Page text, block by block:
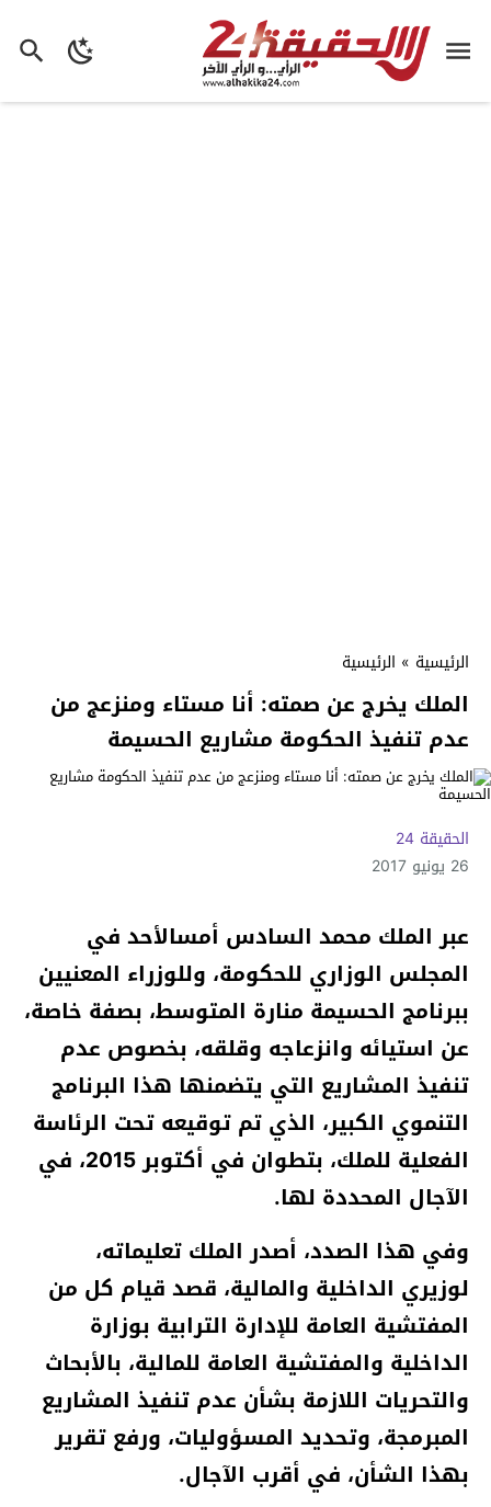
الرئيسية » الرئيسية
الملك يخرج عن صمته: أنا مستاء ومنزعج من
عدم تنفيذ الحكومة مشاريع الحسيمة
الحقيقة 24
26 يونيو 2017
عبر الملك محمد السادس أمسالأحد في
المجلس الوزاري للحكومة، وللوزراء المعنيين
ببرنامج الحسيمة منارة المتوسط، بصفة خاصة،
عن استيائه وانزعاجه وقلقه، بخصوص عدم
تنفيذ المشاريع التي يتضمنها هذا البرنامج
التنموي الكبير، الذي تم توقيعه تحت الرئاسة
الفعلية للملك، بتطوان في أكتوبر 2015، في
الآجال المحددة لها.
وفي هذا الصدد، أصدر الملك تعليماته،
لوزيري الداخلية والمالية، قصد قيام كل من
المفتشية العامة للإدارة الترابية بوزارة
الداخلية والمفتشية العامة للمالية، بالأبحاث
والتحريات اللازمة بشأن عدم تنفيذ المشاريع
المبرمجة، وتحديد المسؤوليات، ورفع تقرير
بهذا الشأن، في أقرب الآجال.